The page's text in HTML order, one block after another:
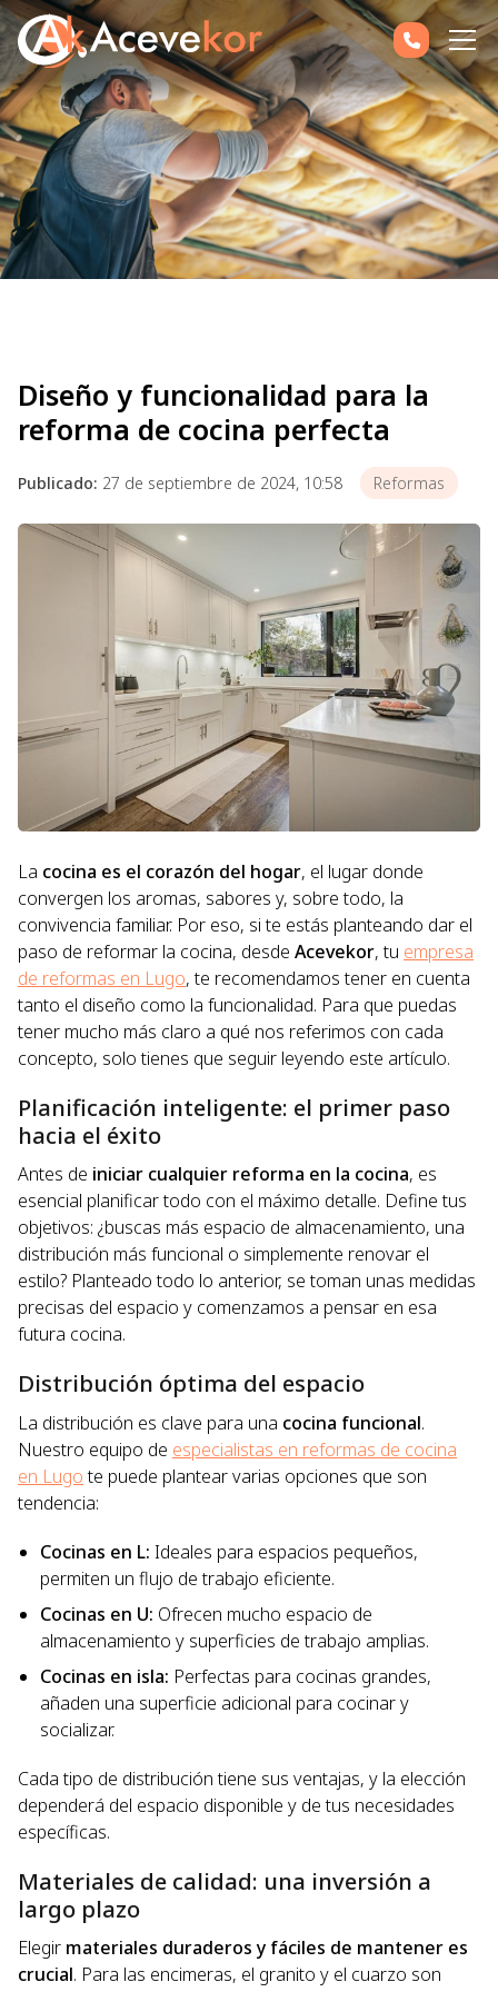
Diseño y funcionalidad para la
reforma de cocina perfecta
Publicado: 27 de septiembre de 2024, 10:58 Reformas
La cocina es el corazón del hogar, el lugar donde
convergen los aromas, sabores y, sobre todo, la
convivencia familiar. Por eso, si te estás planteando dar el
paso de reformar la cocina, desde Acevekor, tu empresa
de reformas en Lugo, te recomendamos tener en cuenta
tanto el diseño como la funcionalidad. Para que puedas
tener mucho más claro a qué nos referimos con cada
concepto, solo tienes que seguir leyendo este artículo.
Planificación inteligente: el primer paso
hacia el éxito
Antes de iniciar cualquier reforma en la cocina, es
esencial planificar todo con el máximo detalle. Define tus
objetivos: ¿buscas más espacio de almacenamiento, una
distribución más funcional o simplemente renovar el
estilo? Planteado todo lo anterior, se toman unas medidas
precisas del espacio y comenzamos a pensar en esa
futura cocina.
Distribución óptima del espacio
La distribución es clave para una cocina funcional.
Nuestro equipo de especialistas en reformas de cocina
en Lugote puede plantear varias opciones que son
tendencia:
Cocinas en L: Ideales para espacios pequeños,
permiten un flujo de trabajo eficiente.
Cocinas en U: Ofrecen mucho espacio de
almacenamiento y superficies de trabajo amplias.
Cocinas en isla: Perfectas para cocinas grandes,
añaden una superficie adicional para cocinar y
socializar.
Cada tipo de distribución tiene sus ventajas, y la elección
dependerá del espacio disponible y de tus necesidades
específicas.
Materiales de calidad: una inversión a
largo plazo
Elegir materiales duraderos y fáciles de mantener es
crucial. Para las encimeras, el granito y el cuarzo son